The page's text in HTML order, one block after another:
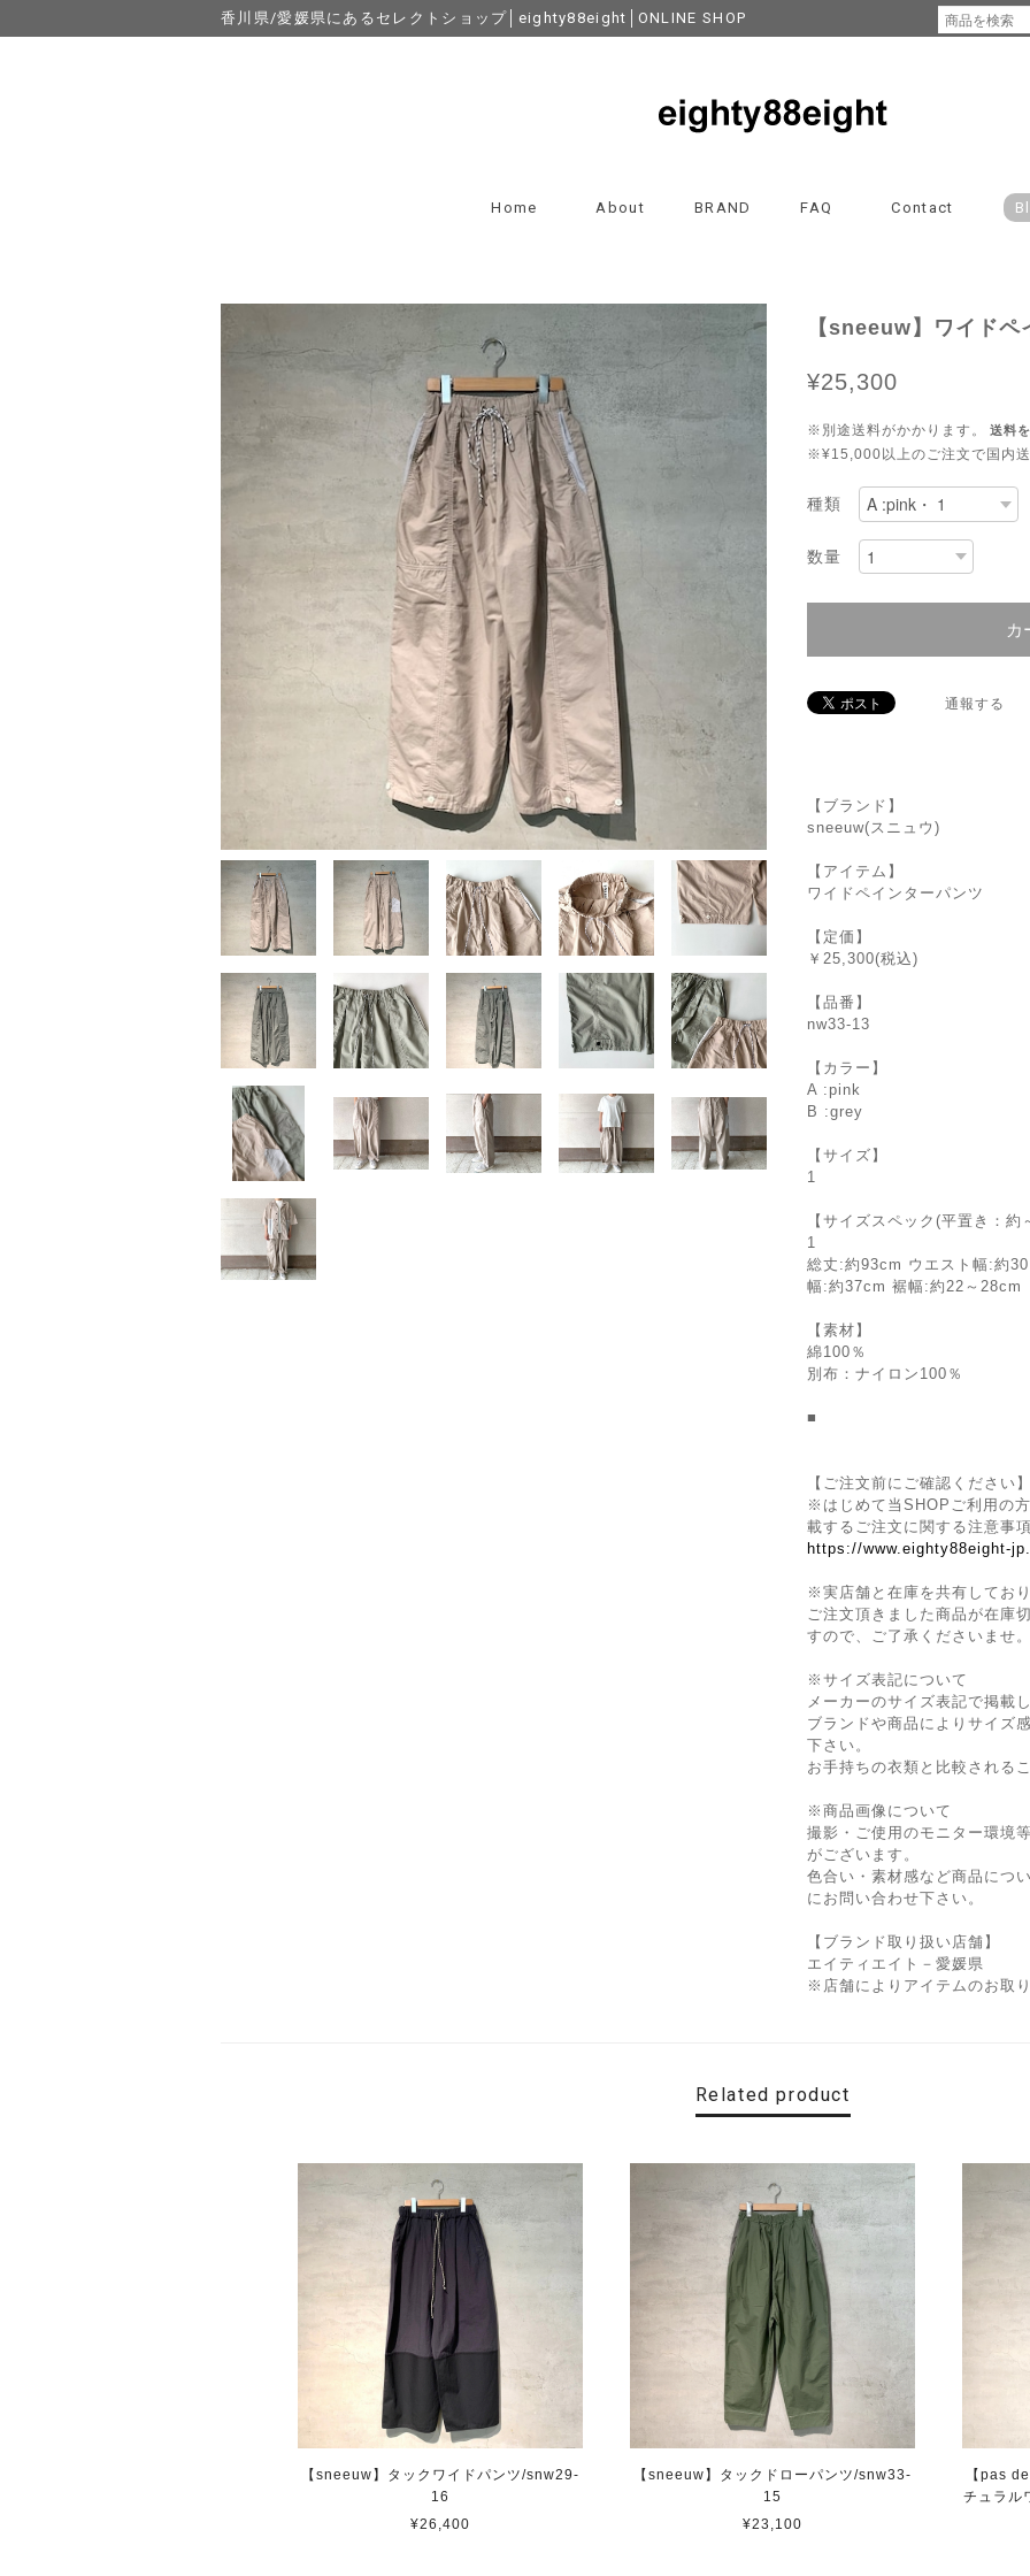
香川県/愛媛県にあるセレクトショップ│eighty88eight│ONLINE SHOP
Home About BRAND FAQ Contact
【sneeuw】ワイド
¥25,300
※別途送料がかかります。 送料
※¥15,000以上のご注文で国内送
種類
数量
カ
通報する
【ブランド】
sneeuw(スニュウ)
【アイテム】
ワイドペインターパンツ
【定価】
￥25,300(税込)
【品番】
nw33-13
【カラー】
A :pink
B :grey
【サイズ】
1
【サイズスペック(平置き：約
1
総丈:約93cm ウエスト幅:約
幅:約37cm 裾幅:約22～28cm
【素材】
綿100％
別布：ナイロン100％
■
【ご注文前にご確認ください】
※はじめて当SHOPご利用の
載するご注文に関する注意事
https://www.eighty88eight-
※実店舗と在庫を共有しており
ご注文頂きました商品が在庫
すので、ご了承くださいませ。
※サイズ表記について
メーカーのサイズ表記で掲載
ブランドや商品によりサイズ
下さい。
お手持ちの衣類と比較される
※商品画像について
撮影・ご使用のモニター環境
がございます。
色合い・素材感など商品につ
にお問い合わせ下さい。
【ブランド取り扱い店舗】
エイティエイト－愛媛県
※店舗によりアイテムのお取
Related product
【sneeuw】タックワイドパンツ/snw29-
16
¥26,400
【sneeuw】タックドローパンツ/snw33-
15
¥23,100
【pas
チュラル